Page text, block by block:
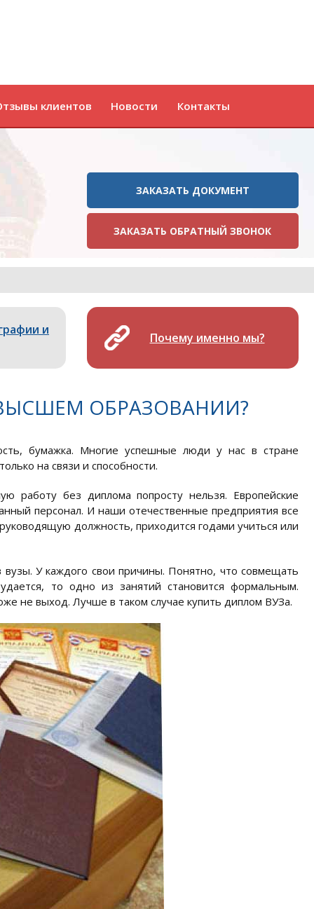
клиентов Новости Контакты
ЗАКАЗАТЬ ДОКУМЕНТ
ЗАКАЗАТЬ ОБРАТНЫЙ ЗВОНОК
и
Почему именно мы?
ОБРАЗОВАНИИ?
бумажка. Многие успешные люди у нас в стране
на связи и способности.
работу без диплома попросту нельзя. Европейские
персонал. И наши отечественные предприятия все
должность, приходится годами учиться или
У каждого свои причины. Понятно, что совмещать
то одно из занятий становится формальным.
не выход. Лучше в таком случае купить диплом ВУЗа.